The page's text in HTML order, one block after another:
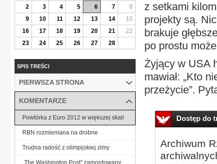
z setkami
projekty są.
brakuje
po prostu
Żyjący w USA
mawiał: „Kto
przeżycie”.
Dostęp do
Archiwum
2
3 4 5 6 7
8
9
10 11 12 13 14
15
16
17 18 19 20 21
22
23
24 25 26 27 28
SPIS TREŚCI
PIERWSZA STRONA
KOMENTARZE
Powtórka z Euro 2012 w większej skali
RBN rozmieniana na drobne
Trudna radość z olimpijskiej zimy
„The Washington Post” zamordowany